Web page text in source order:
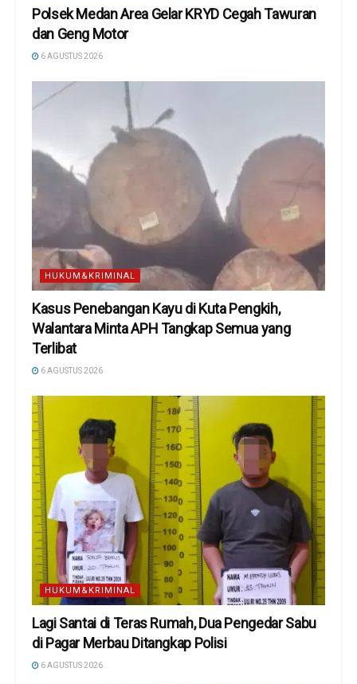
Polsek Medan Area Gelar KRYD Cegah Tawuran
dan Geng Motor
6 AGUSTUS 2026
HUKUM&KRIMINAL
Kasus Penebangan Kayu di Kuta Pengkih,
Walantara Minta APH Tangkap Semua yang
Terlibat
6 AGUSTUS 2026
HUKUM&KRIMINAL
Lagi Santai di Teras Rumah, Dua Pengedar Sabu
di Pagar Merbau Ditangkap Polisi
6 AGUSTUS 2026